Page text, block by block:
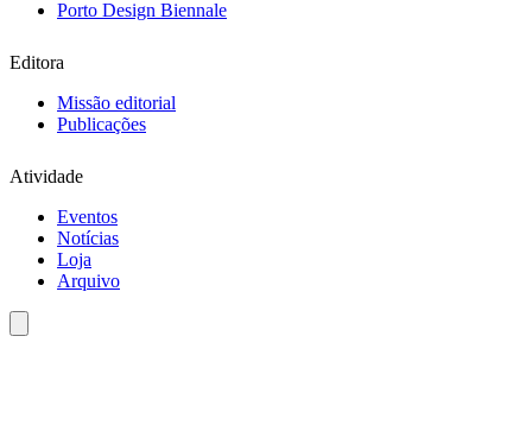
Porto Design Biennale
Editora
Missão editorial
Publicações
Atividade
Eventos
Notícias
Loja
Arquivo